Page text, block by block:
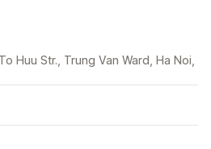
Huu Str., Trung Van Ward, Ha Noi,